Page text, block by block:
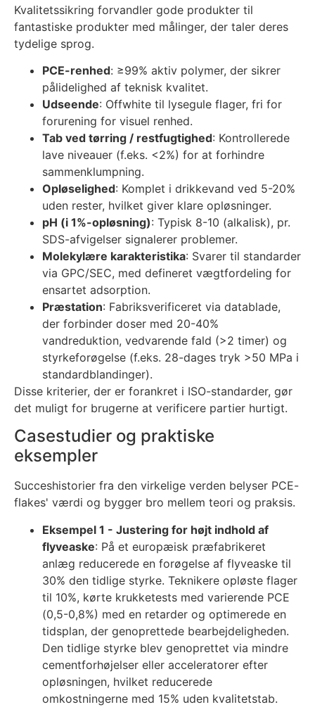
Kvalitetssikring forvandler gode produkter til
fantastiske produkter med målinger, der taler deres
tydelige sprog.
PCE-renhed: ≥99% aktiv polymer, der sikrer
pålidelighed af teknisk kvalitet.
Udseende: Offwhite til lysegule flager, fri for
forurening for visuel renhed.
Tab ved tørring / restfugtighed: Kontrollerede
lave niveauer (f.eks. <2%) for at forhindre
sammenklumpning.
Opløselighed: Komplet i drikkevand ved 5-20%
uden rester, hvilket giver klare opløsninger.
pH (i 1%-opløsning): Typisk 8-10 (alkalisk), pr.
SDS-afvigelser signalerer problemer.
Molekylære karakteristika: Svarer til standarder
via GPC/SEC, med defineret vægtfordeling for
ensartet adsorption.
Præstation: Fabriksverificeret via datablade,
der forbinder doser med 20-40%
vandreduktion, vedvarende fald (>2 timer) og
styrkeforøgelse (f.eks. 28-dages tryk >50 MPa i
standardblandinger).
Disse kriterier, der er forankret i ISO-standarder, gør
det muligt for brugerne at verificere partier hurtigt.
Casestudier og praktiske
eksempler
Succeshistorier fra den virkelige verden belyser PCE-
flakes' værdi og bygger bro mellem teori og praksis.
Eksempel 1 - Justering for højt indhold af
flyveaske: På et europæisk præfabrikeret
anlæg reducerede en forøgelse af flyveaske til
30% den tidlige styrke. Teknikere opløste flager
til 10%, kørte krukketests med varierende PCE
(0,5-0,8%) med en retarder og optimerede en
tidsplan, der genoprettede bearbejdeligheden.
Den tidlige styrke blev genoprettet via mindre
cementforhøjelser eller acceleratorer efter
opløsningen, hvilket reducerede
omkostningerne med 15% uden kvalitetstab.